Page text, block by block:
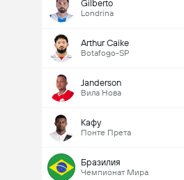
Gilberto
Londrina
Arthur Caike
Botafogo-SP
Janderson
Вила Нова
Кафу
Понте Прета
Бразилия
Чемпионат Мира